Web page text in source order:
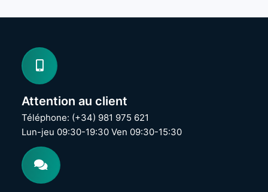
Attention au client
Téléphone: (+34) 981 975 621
Lun-jeu 09:30-19:30 Ven 09:30-15:30